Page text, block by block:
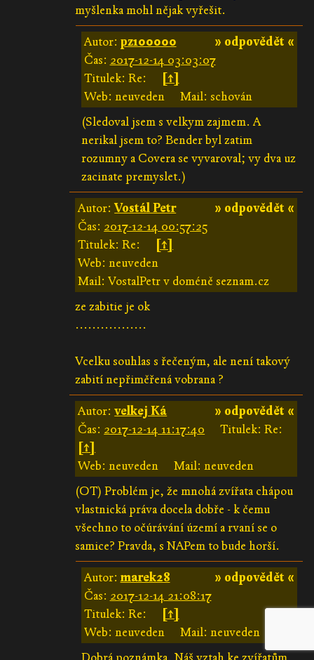
myšlenka mohl nějak vyřešit.
» odpovědět «
Autor: pz100000
Čas: 2017-12-14 03:03:07
Titulek: Re:
[↑]
Web: neuveden
Mail: schován
(Sledoval jsem s velkym zajmem. A
nerikal jsem to? Bender byl zatim
rozumny a Covera se vyvaroval; vy dva uz
zacinate premyslet.)
» odpovědět «
Autor:Vostál Petr
Čas: 2017-12-14 00:57:25
Titulek: Re:
[↑]
Web: neuveden
Mail: VostalPetr v doméně seznam.cz
ze zabitie je ok
.................
Vcelku souhlas s řečeným, ale není takový
zabití nepřiměřená vobrana ?
» odpovědět «
Autor:velkej Ká
Čas: 2017-12-14 11:17:40
Titulek: Re:
[↑]
Web: neuveden
Mail: neuveden
(OT) Problém je, že mnohá zvířata chápou
vlastnická práva docela dobře - k čemu
všechno to očúrávání území a rvaní se o
samice? Pravda, s NAPem to bude horší.
» odpovědět «
Autor:marek28
Čas: 2017-12-14 21:08:17
Titulek: Re:
[↑]
Web: neuveden
Mail: neuveden